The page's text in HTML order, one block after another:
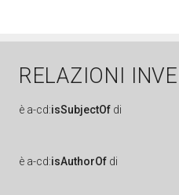
RELAZIONI
è a-cd:isSubjectOf di
è a-cd:isAuthorOf di